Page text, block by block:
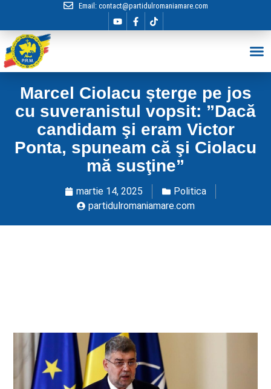
Email: contact@partidulromaniamare.com
Marcel Ciolacu șterge pe jos
cu suveranistul vopsit: ”Dacă
candidam şi eram Victor
Ponta, spuneam că şi Ciolacu
mă susţine”
martie 14, 2025
Politica
partidulromaniamare.com